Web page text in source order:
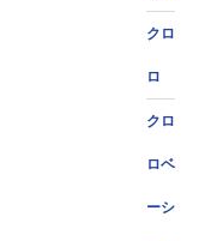
クロ
ロ
クロ
ロベ
ーシ